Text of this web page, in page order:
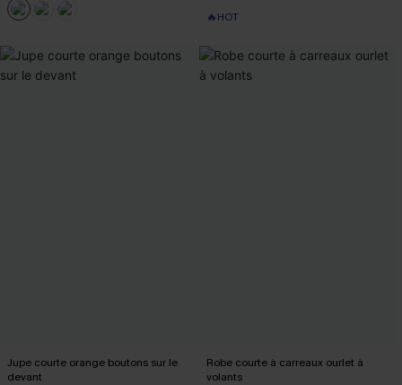
🔥HOT
Jupe courte orange boutons sur le
devant
Robe courte à carreaux ourlet à
volants